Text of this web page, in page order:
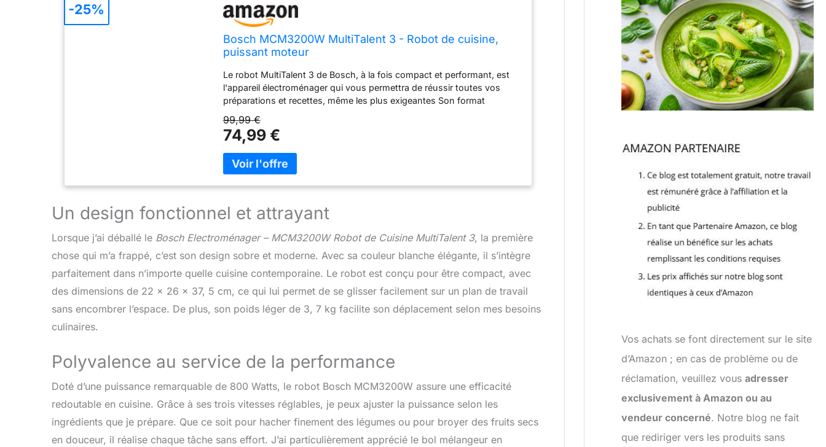
Bosch MCM3200W MultiTalent 3 - Robot de cuisine,
puissant moteur
Le robot MultiTalent 3 de Bosch, à la fois compact et performant, est
l'appareil électroménager qui vous permettra de réussir toutes vos
préparations et recettes, même les plus exigeantes Son format
petites / Installation facile des accessoires grâce au marquage malin
Hautement polyvalent : le robot est doté de plus de 30 fonctions dont
fouetter, mélanger, battre, mixer, mélanger, râper... / Grande puissance
de 800 W Préparer des smoothies frais tous les jours peut représenter
beaucoup de travail. Ce n'est plus le cas. Grâce au blender d'une
capacité de 1,0 l, il est facile de préparer de savoureux smoothies,
MultiTalent 3 / Avec accessoires de série / Couleur : Blanc/Gris
99,99 €
74,99 €
-25%
Un design fonctionnel et attrayant
Lorsque j’ai déballé le Bosch Electroménager – MCM3200W Robot de Cuisine MultiTalent 3, la première
chose qui m’a frappé, c’est son design sobre et moderne. Avec sa couleur blanche élégante, il s’intègre
parfaitement dans n’importe quelle cuisine contemporaine. Le robot est conçu pour être compact, avec
des dimensions de 22 x 26 x 37, 5 cm, ce qui lui permet de se glisser facilement sur un plan de travail
sans encombrer l’espace. De plus, son poids léger de 3, 7 kg facilite son déplacement selon mes besoins
culinaires.
Polyvalence au service de la performance
Doté d’une puissance remarquable de 800 Watts, le robot Bosch MCM3200W assure une efficacité
redoutable en cuisine. Grâce à ses trois vitesses réglables, je peux ajuster la puissance selon les
ingrédients que je prépare. Que ce soit pour hacher finement des légumes ou pour broyer des fruits secs
en douceur, il réalise chaque tâche sans effort. J’ai particulièrement apprécié le bol mélangeur en
Vos achats se font directement sur le site
d’Amazon ; en cas de problème ou de
réclamation, veuillez vousadresser
exclusivement à Amazon ou au
vendeur concerné. Notre blog ne fait
que rediriger vers les produits sans